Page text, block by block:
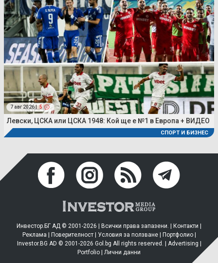
7 авг 2026 | 5
Левски, ЦСКА или ЦСКА 1948: Кой ще е №1 в Европа + ВИДЕО
СПОРТ И БИЗНЕС
Инвестор.БГ АД © 2001-2026 | Всички права запазени. | Контакти
Реклама
Поверителност| Условия за ползване| Портфолио|
Investor.BG AD © 2001-2026 Gol.bg All rights reserved. | Advertising
Portfolio
Лични данни